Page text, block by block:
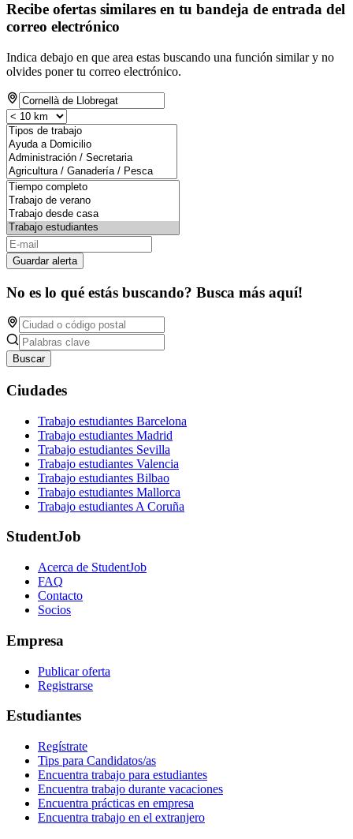
Recibe ofertas similares en tu bandeja de entrada del
correo electrónico
Indica debajo en que area estas buscando una función similar y no
olvides poner tu correo electrónico.
Guardar alerta
No es lo qué estás buscando? Busca más aquí!
Buscar
Ciudades
Trabajo estudiantes Barcelona
Trabajo estudiantes Madrid
Trabajo estudiantes Sevilla
Trabajo estudiantes Valencia
Trabajo estudiantes Bilbao
Trabajo estudiantes Mallorca
Trabajo estudiantes A Coruña
StudentJob
Acerca de StudentJob
FAQ
Contacto
Socios
Empresa
Publicar oferta
Registrarse
Estudiantes
Regístrate
Tips para Candidatos/as
Encuentra trabajo para estudiantes
Encuentra trabajo durante vacaciones
Encuentra prácticas en empresa
Encuentra trabajo en el extranjero